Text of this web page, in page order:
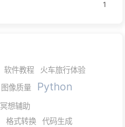
1
软件教程 火车旅行体验
图像质量 Python
冥想辅助
格式转换
代码生成